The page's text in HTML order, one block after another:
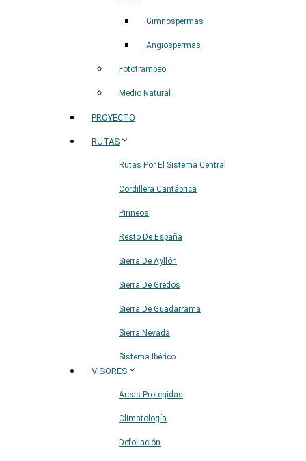
Gimnospermas
Angiospermas
Fototrampeo
Medio Natural
PROYECTO
RUTAS
Rutas Por El Sistema Central
Cordillera Cantábrica
Pirineos
Resto De España
Sierra De Ayllón
Sierra De Gredos
Sierra De Guadarrama
Sierra Nevada
Sistema Ibérico
VISORES
Áreas Protegidas
Climatología
Defoliación